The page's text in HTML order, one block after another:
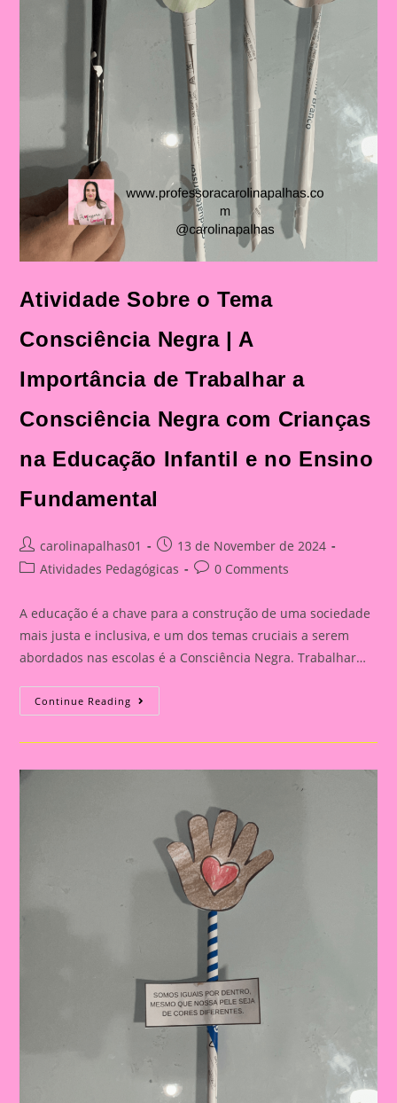
Ensino
Fundamental
Atividade Sobre o Tema
Consciência Negra | A
Importância de Trabalhar a
Consciência Negra com Crianças
na Educação Infantil e no Ensino
Fundamental
Post
author:
carolinapalhas01
Post
published:
13 de November de 2024
PostAtividades Pedagógicas
Post0 Comments
A educação é a chave para a construção de uma sociedade
mais justa e inclusiva, e um dos temas cruciais a serem
abordados nas escolas é a Consciência Negra. Trabalhar…
Continue Reading Atividade
Sobre
Tema
|
Trabalhar
Consciência
Negra
Crianças
Educação
Fundamental